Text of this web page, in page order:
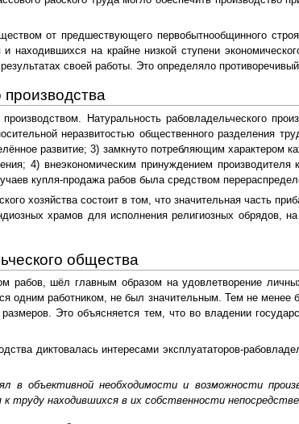
от предшествующего первобытнообщинного
на крайне низкой ступени
своей работы. Это определяло
Натуральность рабовладельческого
неразвитостью общественного разделения
развитие; 3) замкнуто потребляющим характером
4) внеэкономическим принуждением
купля-продажа рабов была средством
хозяйства состоит в том, что значительная часть
храмов для исполнения религиозных обрядов,
общества
рабов, шёл главным образом на удовлетворение
одним работником, не был значительным. Тем не менее
Это объясняется тем, что во владении
диктовалась интересами эксплуататоров-
в объективной необходимости и возможности
труду находившихся в их собственности